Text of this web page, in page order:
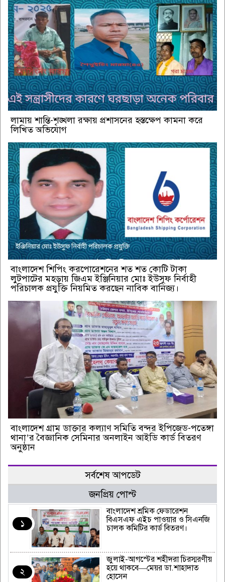
লামায় শান্তি-শৃঙ্খলা রক্ষায় প্রশাসনের হস্তক্ষেপ কামনা করে
লিখিত অভিযোগ
বাংলাদেশ শিপিং করপোরেশনের শত শত কোটি টাকা
লুটপাটের মহড়ায় জিএম ইঞ্জিনিয়ার মোঃ ইউসুফ নির্বাহী
পরিচালক প্রযুক্তি নিয়মিত করছেন নাবিক বানিজ্য।
বাংলাদেশ গ্রাম ডাক্তার কল্যাণ সমিতি বন্দর ইপিজেড-পতেঙ্গা
থানা’র বৈজ্ঞানিক সেমিনার অনলাইন আইডি কার্ড বিতরণ
অনুষ্ঠান
সর্বশেষ আপডেট
জনপ্রিয় পোস্ট
১
বাংলাদেশ শ্রমিক ফেডারেশন
বিএসএফ এইচ পাওয়ার ও সিএনজি
চালক কমিটির কার্ড বিতরণ।
২
জুলাই-আগস্টের শহীদরা চিরস্মরণীয়
হয়ে থাকবে—মেয়র ডা.শাহাদাত
হোসেন